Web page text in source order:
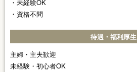
・未経験OK
・資格不問
待遇・福利厚生
主婦・主夫歓迎
未経験・初心者OK